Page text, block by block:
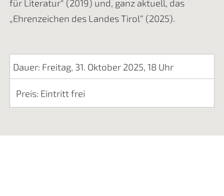
für Literatur“ (2019) und, ganz aktuell, das
„Ehrenzeichen des Landes Tirol“ (2025).
Dauer: Freitag, 31. Oktober 2025, 18 Uhr
Preis: Eintritt frei